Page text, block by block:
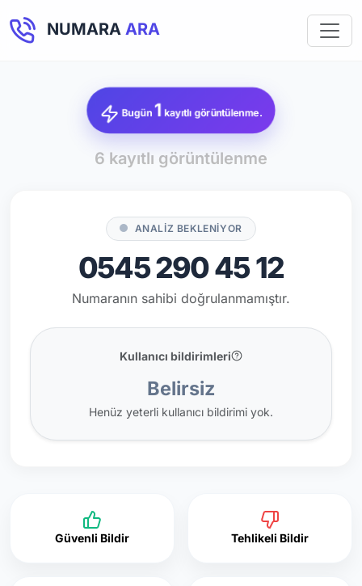
NUMARA ARA
Bugün1 kayıtlı görüntülenme.
6 kayıtlı görüntülenme
ANALİZ BEKLENİYOR
0545 290 45 12
Numaranın sahibi doğrulanmamıştır.
Kullanıcı bildirimleri
Belirsiz
Henüz yeterli kullanıcı bildirimi yok.
Güvenli Bildir Tehlikeli Bildir